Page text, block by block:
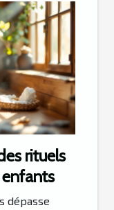
rituels
enfants
dépasse